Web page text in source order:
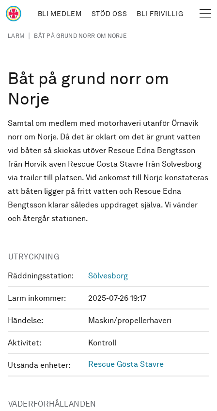
Hoppa till huvudinnehåll
BLI MEDLEM STÖD OSS BLI FRIVILLIG
Länkstig
LARM | BÅT PÅ GRUND NORR OM NORJE
Båt på grund norr om
Norje
Samtal om medlem med motorhaveri utanför Örnavik
norr om Norje. Då det är oklart om det är grunt vatten
vid båten så skickas utöver Rescue Edna Bengtsson
från Hörvik även Rescue Gösta Stavre från Sölvesborg
via trailer till platsen. Vid ankomst till Norje konstateras
att båten ligger på fritt vatten och Rescue Edna
Bengtsson klarar således uppdraget själva. Vi vänder
och återgår stationen.
UTRYCKNING
Räddningsstation: Sölvesborg
Larm inkommer: 2025-07-26 19:17
Händelse: Maskin/propellerhaveri
Aktivitet: Kontroll
Utsända enheter: Rescue Gösta Stavre
VÄDERFÖRHÅLLANDEN